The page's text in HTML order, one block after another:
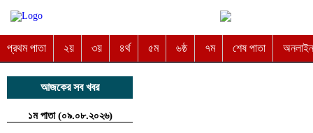
প্রথম পাতা ২য় ৩য় ৪র্থ ৫ম ৬ষ্ঠ ৭ম শেষ পাতা অনলাইন
আজকের সব খবর
১ম পাতা (০৯.০৮.২০২৬)